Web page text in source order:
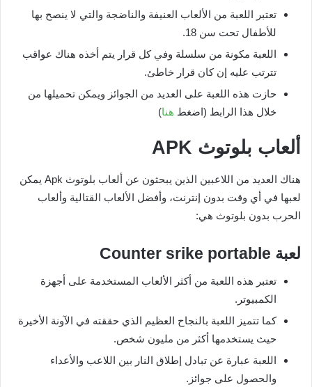
تعتبر اللعبة من الألعاب العنيفة والناضجة والتي لا ينصح بها
للأطفال تحت سن 18.
اللعبة مكونة من سلسلة وفي كل قرار يتم أخذه هناك عواقب
تترتب عليه إن كان قرار خاطئ.
حازت هذه اللعبة على العديد من الجوائز ويمكن تحميلها من
خلال هذا الرابط (اضغط هنا)
ألعاب بلوتوث APK
هناك العديد من اللاعبين الذين يبحثون عن ألعاب بلوتوث Apk يمكن
لعبها في أي وقت بدون إنترنت، وأفضل الألعاب القتالية وألعاب
الحرب بدون بلوتوث هي:
لعبة Counter srike portable
تعتبر هذه اللعبة من أكثر الألعاب المستخدمة على أجهزة
الكمبيوتر.
كما تتميز اللعبة بالنجاح العظيم الذي حققته في الآونة الأخيرة
حيث يستخدمها أكثر من مليون شخص.
اللعبة عبارة عن تبادل إطلاق النار بين اللاعب والأعداء
والحصول على جوائز.